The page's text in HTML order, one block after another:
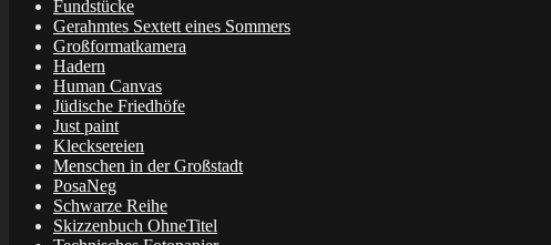
Fundstücke
Gerahmtes Sextett eines Sommers
Großformatkamera
Hadern
Human Canvas
Jüdische Friedhöfe
Just paint
Klecksereien
Menschen in der Großstadt
PosaNeg
Schwarze Reihe
Skizzenbuch OhneTitel